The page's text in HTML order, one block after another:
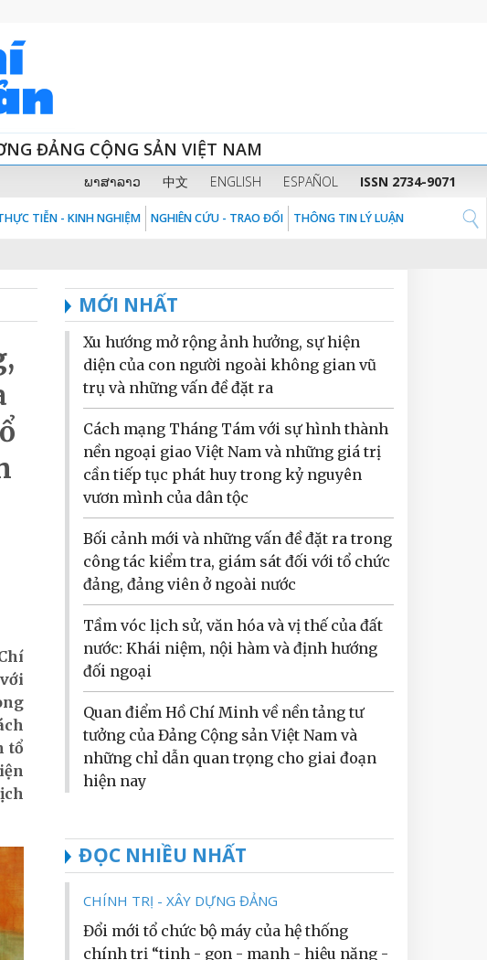
ĐẢNG CỘNG SẢN VIỆT NAM
ພາສາລາວ 中文 ENGLISH ESPAÑOL ISSN 2734-9071
TIỄN - KINH NGHIỆM NGHIÊN CỨU - TRAO ĐỔI THÔNG TIN LÝ LUẬN
tổ
MỚI NHẤT
Xu hướng mở rộng ảnh hưởng, sự hiện
diện của con người ngoài không gian vũ
trụ và những vấn đề đặt ra
Cách mạng Tháng Tám với sự hình thành
nền ngoại giao Việt Nam và những giá trị
cần tiếp tục phát huy trong kỷ nguyên
vươn mình của dân tộc
Bối cảnh mới và những vấn đề đặt ra trong
công tác kiểm tra, giám sát đối với tổ chức
đảng, đảng viên ở ngoài nước
Tầm vóc lịch sử, văn hóa và vị thế của đất
nước: Khái niệm, nội hàm và định hướng
đối ngoại
Quan điểm Hồ Chí Minh về nền tảng tư
tưởng của Đảng Cộng sản Việt Nam và
những chỉ dẫn quan trọng cho giai đoạn
hiện nay
ĐỌC NHIỀU NHẤT
CHÍNH TRỊ - XÂY DỰNG ĐẢNG
Đổi mới tổ chức bộ máy của hệ thống
chính trị “tinh - gọn - mạnh - hiệu năng -